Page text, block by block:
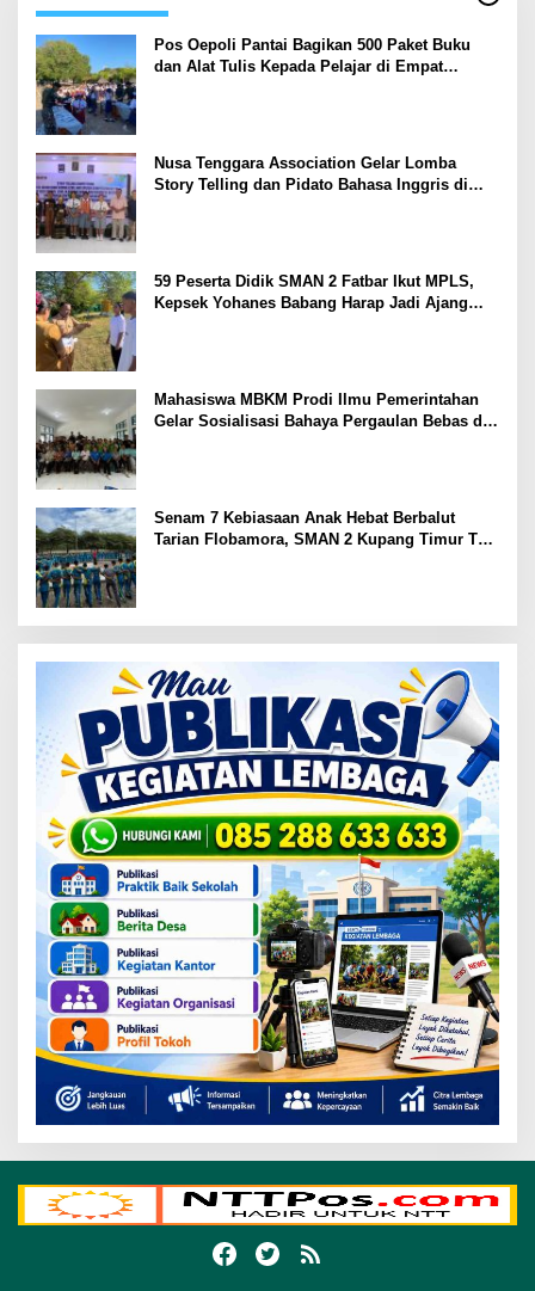
Pos Oepoli Pantai Bagikan 500 Paket Buku
dan Alat Tulis Kepada Pelajar di Empat
Nusa Tenggara Association Gelar Lomba
Story Telling dan Pidato Bahasa Inggris di
59 Peserta Didik SMAN 2 Fatbar Ikut MPLS,
Kepsek Yohanes Babang Harap Jadi Ajang
Mahasiswa MBKM Prodi Ilmu Pemerintahan
Gelar Sosialisasi Bahaya Pergaulan Bebas di
Senam 7 Kebiasaan Anak Hebat Berbalut
Tarian Flobamora, SMAN 2 Kupang Timur Tuai